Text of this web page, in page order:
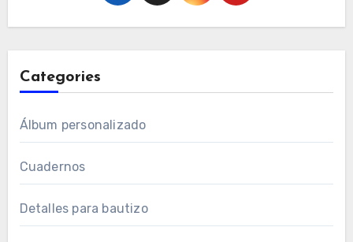
Categories
Álbum personalizado
Cuadernos
Detalles para bautizo